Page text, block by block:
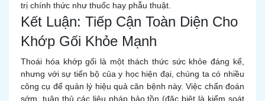
trị chính thức như thuốc hay phẫu thuật.
Kết Luận: Tiếp Cận Toàn Diện Cho
Khớp Gối Khỏe Mạnh
Thoái hóa khớp gối là một thách thức sức khỏe đáng kể,
nhưng với sự tiến bộ của y học hiện đại, chúng ta có nhiều
công cụ để quản lý hiệu quả căn bệnh này. Việc chẩn đoán
sớm, tuân thủ các liệu pháp bảo tồn (đặc biệt là kiểm soát